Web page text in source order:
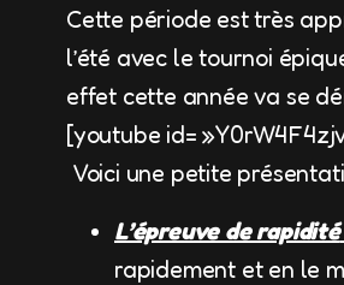
Cette période est très
l’été avec le tournoi
effet cette année va se
[youtube id=
Voici une petite
L’épreuve de rapidité
rapidement et en le